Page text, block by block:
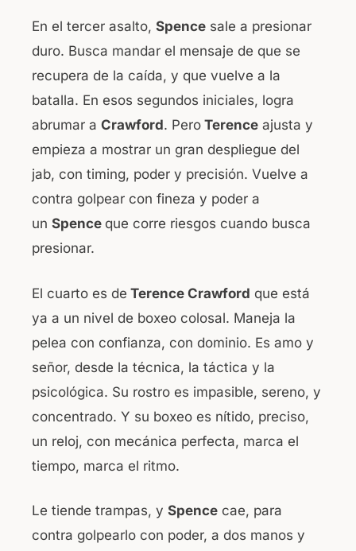
En el tercer asalto, Spence sale a presionar
duro. Busca mandar el mensaje de que se
recupera de la caída, y que vuelve a la
batalla. En esos segundos iniciales, logra
abrumar a Crawford. Pero Terence ajusta y
empieza a mostrar un gran despliegue del
jab, con timing, poder y precisión. Vuelve a
contra golpear con fineza y poder a
un Spence que corre riesgos cuando busca
presionar.
El cuarto es de Terence Crawford que está
ya a un nivel de boxeo colosal. Maneja la
pelea con confianza, con dominio. Es amo y
señor, desde la técnica, la táctica y la
psicológica. Su rostro es impasible, sereno, y
concentrado. Y su boxeo es nítido, preciso,
un reloj, con mecánica perfecta, marca el
tiempo, marca el ritmo.
Le tiende trampas, y Spence cae, para
contra golpearlo con poder, a dos manos y